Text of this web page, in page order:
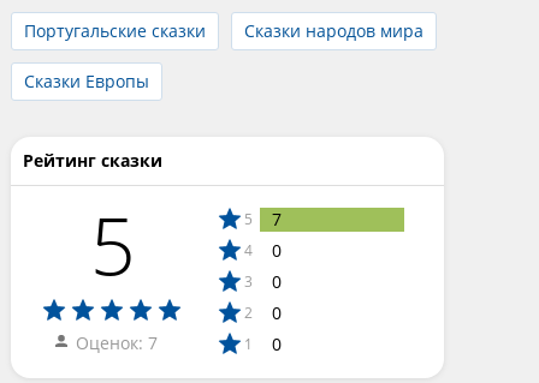
Португальские сказки
Сказки народов мира
Сказки Европы
Рейтинг сказки
5
Оценок: 7
5 7
4 0
3 0
2 0
1 0